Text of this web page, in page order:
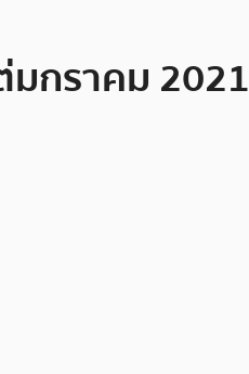
มกราคม 2021